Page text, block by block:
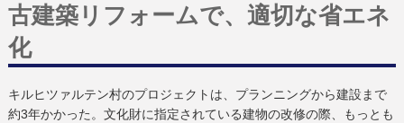
古建築リフォームで、適切な省エネ
化
キルヒツァルテン村のプロジェクトは、プランニングから建設まで
約3年かかった。文化財に指定されている建物の改修の際、もっとも